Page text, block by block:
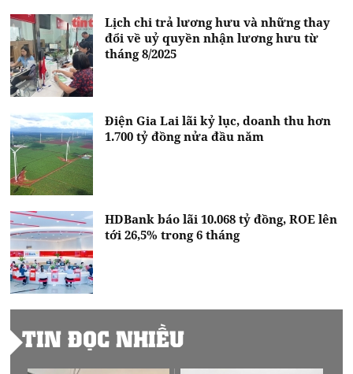
Lịch chi trả lương hưu và những thay
đổi về uỷ quyền nhận lương hưu từ
tháng 8/2025
Điện Gia Lai lãi kỷ lục, doanh thu hơn
1.700 tỷ đồng nửa đầu năm
HDBank báo lãi 10.068 tỷ đồng, ROE lên
tới 26,5% trong 6 tháng
TIN ĐỌC NHIỀU